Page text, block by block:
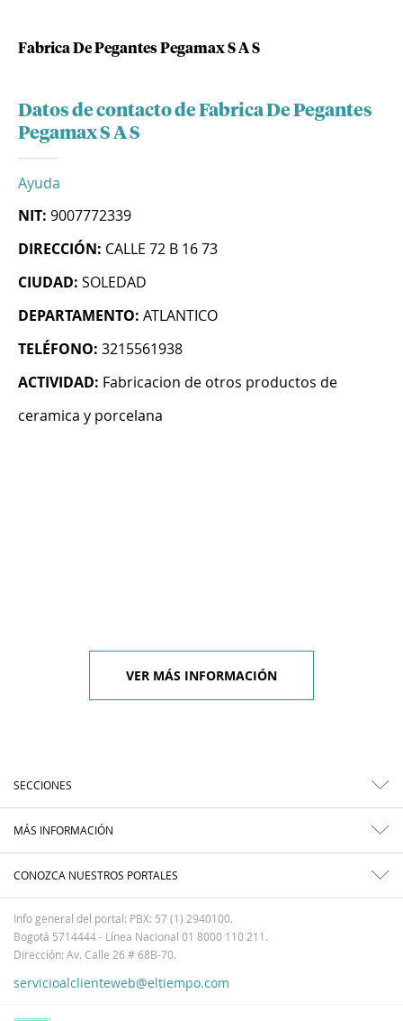
Fabrica De Pegantes Pegamax S A S
Datos de contacto de Fabrica De Pegantes
Pegamax S A S
Ayuda
NIT: 9007772339
DIRECCIÓN: CALLE 72 B 16 73
CIUDAD: SOLEDAD
DEPARTAMENTO: ATLANTICO
TELÉFONO: 3215561938
ACTIVIDAD: Fabricacion de otros productos de
ceramica y porcelana
VER MÁS INFORMACIÓN
SECCIONES
MÁS INFORMACIÓN
CONOZCA NUESTROS PORTALES
Info general del portal: PBX: 57 (1) 2940100.
Bogotá 5714444 - Línea Nacional 01 8000 110 211.
Dirección: Av. Calle 26 # 68B-70.
servicioalclienteweb@eltiempo.com